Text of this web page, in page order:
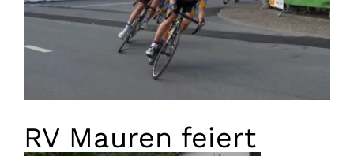
Vorstand
RV Mauren feiert